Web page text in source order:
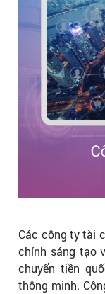
Các công ty tài
chính sáng tạo
chuyển tiền
thông minh.